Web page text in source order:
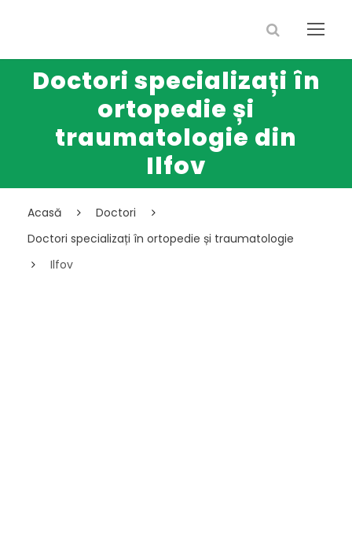
Doctori specializați în
ortopedie și
traumatologie din
Ilfov
Acasă
Doctori
Doctori specializați în ortopedie și traumatologie
Ilfov